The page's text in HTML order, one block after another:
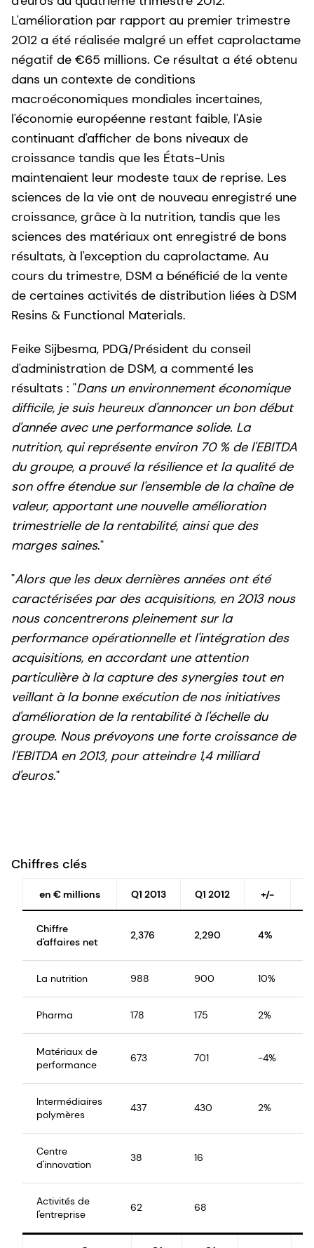
L'amélioration par rapport au premier trimestre
2012 a été réalisée malgré un effet caprolactame
négatif de €65 millions. Ce résultat a été obtenu
dans un contexte de conditions
macroéconomiques mondiales incertaines,
l'économie européenne restant faible, l'Asie
continuant d'afficher de bons niveaux de
croissance tandis que les États-Unis
maintenaient leur modeste taux de reprise. Les
sciences de la vie ont de nouveau enregistré une
croissance, grâce à la nutrition, tandis que les
sciences des matériaux ont enregistré de bons
résultats, à l'exception du caprolactame. Au
cours du trimestre, DSM a bénéficié de la vente
de certaines activités de distribution liées à DSM
Resins & Functional Materials.
Feike Sijbesma, PDG/Président du conseil
d'administration de DSM, a commenté les
résultats : "Dans un environnement économique
difficile, je suis heureux d'annoncer un bon début
d'année avec une performance solide. La
nutrition, qui représente environ 70 % de l'EBITDA
du groupe, a prouvé la résilience et la qualité de
son offre étendue sur l'ensemble de la chaîne de
valeur, apportant une nouvelle amélioration
trimestrielle de la rentabilité, ainsi que des
marges saines."
"Alors que les deux dernières années ont été
caractérisées par des acquisitions, en 2013 nous
nous concentrerons pleinement sur la
performance opérationnelle et l'intégration des
acquisitions, en accordant une attention
particulière à la capture des synergies tout en
veillant à la bonne exécution de nos initiatives
d'amélioration de la rentabilité à l'échelle du
groupe. Nous prévoyons une forte croissance de
l'EBITDA en 2013, pour atteindre 1,4 milliard
d'euros."
Chiffres clés
en € millions Q1 2013 Q1 2012 +/-
Chiffre
d'affaires net
2,376 2,290 4%
La nutrition 988 900 10%
Pharma 178 175 2%
Matériaux de
performance
673 701 -4%
Intermédiaires
polymères
437 430 2%
Centre
d'innovation
38 16
Activités de
l'entreprise
62 68